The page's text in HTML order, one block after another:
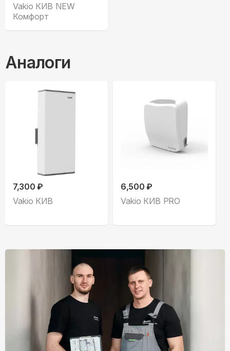
Vakio КИВ NEW
Комфорт
Аналоги
7,300 ₽
Vakio КИВ
6,500 ₽
Vakio КИВ PRO